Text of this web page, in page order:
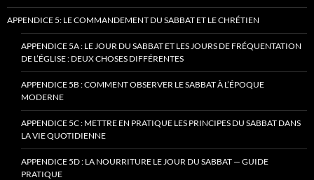
APPENDICE 5: LE COMMANDEMENT DU SABBAT ET LE CHRÉTIEN
APPENDICE 5A : LE JOUR DU SABBAT ET LES JOURS DE FRÉQUENTATION
DE L’ÉGLISE : DEUX CHOSES DIFFÉRENTES
APPENDICE 5B : COMMENT OBSERVER LE SABBAT À L’ÉPOQUE
MODERNE
APPENDICE 5C : METTRE EN PRATIQUE LES PRINCIPES DU SABBAT DANS
LA VIE QUOTIDIENNE
APPENDICE 5D : LA NOURRITURE LE JOUR DU SABBAT — GUIDE
PRATIQUE